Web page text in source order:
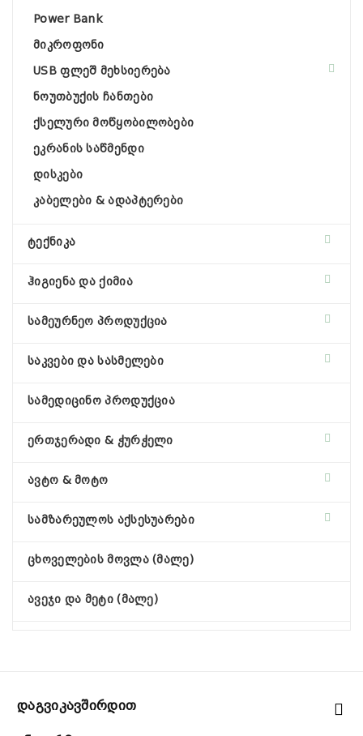
Power Bank
მიკროფონი
USB ფლეშ მეხსიერება
ნოუთბუქის ჩანთები
ქსელური მოწყობილობები
ეკრანის საწმენდი
დისკები
კაბელები & ადაპტერები
ტექნიკა
ჰიგიენა და ქიმია
სამეურნეო პროდუქცია
საკვები და სასმელები
სამედიცინო პროდუქცია
ერთჯერადი & ჭურჭელი
ავტო & მოტო
სამზარეულოს აქსესუარები
ცხოველების მოვლა (მალე)
ავეჯი და მეტი (მალე)
Დაგვიკავშირდით